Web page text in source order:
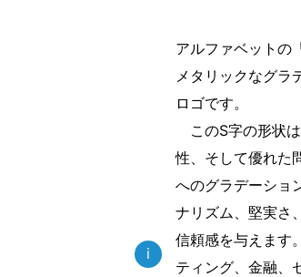
i
アルファベットの
メタリックなグラ
ロゴです。
このS字の形状
性、そして優れた
へのグラデーショ
ナリズム、堅実さ
信頼感を与えます
ティング、金融、